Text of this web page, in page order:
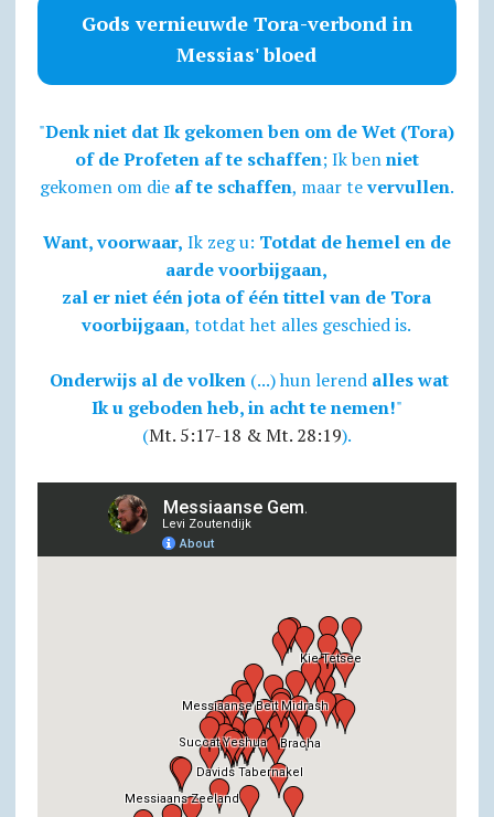
Gods vernieuwde Tora-verbond in
Messias' bloed
"Denk niet dat Ik gekomen ben om de Wet (Tora)
of de Profeten af te schaffen; Ik benniet
gekomen om die af te schaffen, maar tevervullen.
Want, voorwaar, Ik zeg u: Totdat de hemel en de
aarde voorbijgaan,
zal er niet één jota of één tittel van de Tora
voorbijgaan, totdat het alles geschied is.
Onderwijs al de volken(...) hun lerend alles wat
Ik u geboden heb, in acht te nemen!"
(Mt. 5:17-18 & Mt. 28:19).